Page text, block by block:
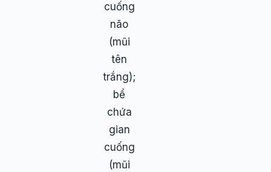
cuống
não
(mũi
tên
trắng);
bể
chứa
gian
cuống
(mũi